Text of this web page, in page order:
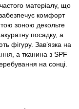
матеріалу, що
комфорт
зоною декольте
посадку, а
фігуру. Зав’язка на
а тканина з SPF
на сонці.